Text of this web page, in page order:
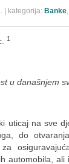
| kategorija: Banke,
1
u današnjem
uticaj na sve
do
za
automobila,